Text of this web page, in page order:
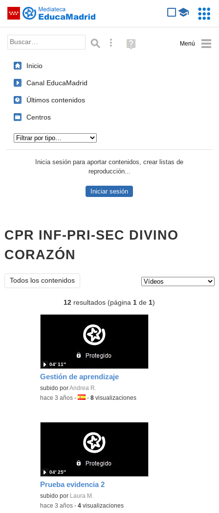
Saltar navegación
Palabra o frase: Búsqueda avanzada
Ayuda
(en
Inicio
Canal EducaMadrid
Últimos contenidos
Centros
Inicia sesión para aportar contenidos, crear listas de
reproducción...
Iniciar sesión
CPR INF-PRI-SEC DIVINO
CORAZÓN
Todos los contenidos
12 resultados (página1 de1)
Gestión de aprendizaje
subido porAndrea R.
04′ 11″
-hace 3 años -Idioma:
-8 visualizaciones
Prueba evidencia 2
subido por Laura M.
04′ 25″
-hace 3 años -4 visualizaciones